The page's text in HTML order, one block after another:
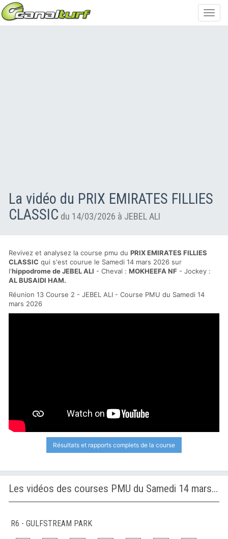
La vidéo du PRIX EMIRATES FILLIES
CLASSIC du 14/03/2026 à JEBEL ALI
Revivez et analysez la course pmu du PRIX EMIRATES FILLIES
CLASSIC qui s'est courue le Samedi 14 mars 2026 sur
l'hippodrome de JEBEL ALI - Cheval : MOKHEEFA NF - Jockey :
AL BUSAIDI HAM.
Réunion 13 Course 2 - JEBEL ALI - Course PMU du Samedi 14
mars 2026
Résultats et rapports complets de la course
Les vidéos des courses PMU du Samedi 14 mars 2026
R6 - GULFSTREAM PARK